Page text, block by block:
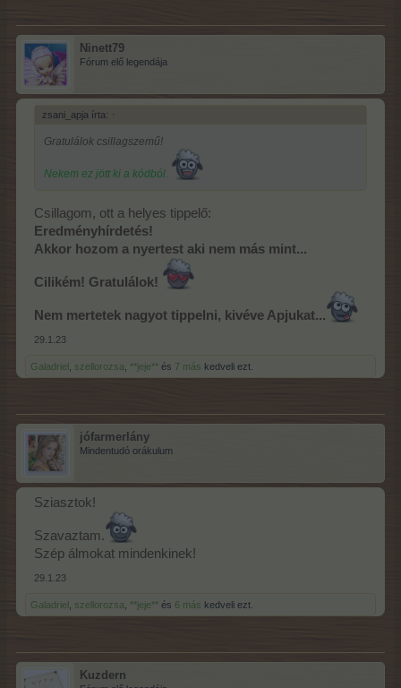
Ninett79
Fórum elő legendája
zsani_apja írta: ↑
Gratulálok csillagszemű!
Nekem ez jött ki a kódból.
Csillagom, ott a helyes tippelő:
Eredményhírdetés!
Akkor hozom a nyertest aki nem más mint...
Cilikém! Gratulálok!
Nem mertetek nagyot tippelni, kivéve Apjukat...
29.1.23
Galadriel szellorozsa **jeje** és 7 más kedveli ezt.
jófarmerlány
Mindentudó orákulum
Sziasztok!
Szavaztam.
Szép álmokat mindenkinek!
29.1.23
Galadriel szellorozsa **jeje** és 6 más kedveli ezt.
Kuzdern